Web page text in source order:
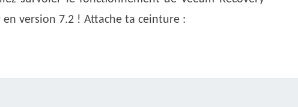
CE
version 7.2 ! Attache ta ceinture :